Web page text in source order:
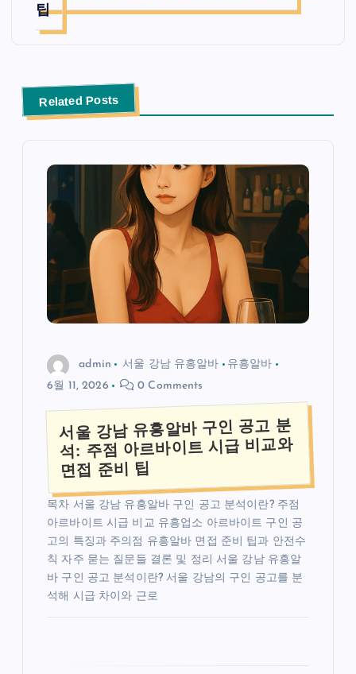
팁
Related Posts
admin 서울 강남 유흥알바
유흥알바
6월 11, 2026
0 Comments
서울 강남 유흥알바 구인 공고 분
석: 주점 아르바이트 시급 비교와
면접 준비 팁
목차 서울 강남 유흥알바 구인 공고 분석이란? 주점
아르바이트 시급 비교 유흥업소 아르바이트 구인 공
고의 특징과 주의점 유흥알바 면접 준비 팁과 안전수
칙 자주 묻는 질문들 결론 및 정리 서울 강남 유흥알
바 구인 공고 분석이란? 서울 강남의 구인 공고를 분
석해 시급 차이와 근로